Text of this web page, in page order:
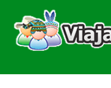
contenido